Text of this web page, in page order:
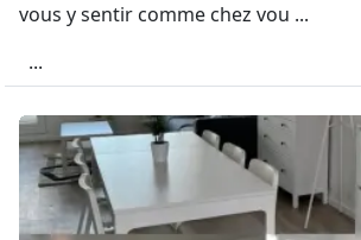
vous y sentir comme chez vou ...
...